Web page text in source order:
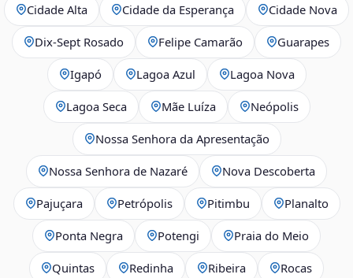
Cidade Alta Cidade da Esperança Cidade Nova
Dix‑Sept Rosado Felipe Camarão Guarapes
Igapó Lagoa Azul Lagoa Nova
Lagoa Seca Mãe Luíza Neópolis
Nossa Senhora da Apresentação
Nossa Senhora de Nazaré Nova Descoberta
Pajuçara Petrópolis Pitimbu Planalto
Ponta Negra Potengi Praia do Meio
Quintas Redinha Ribeira Rocas